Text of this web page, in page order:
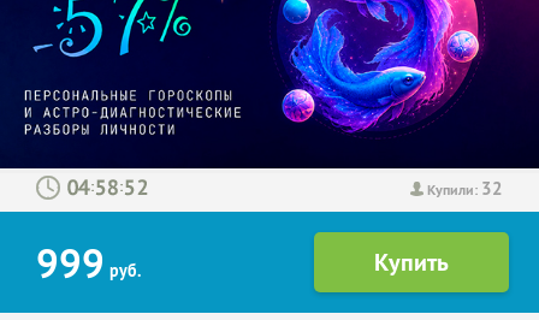
Купили: 32
: :
999 руб.